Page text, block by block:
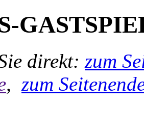
direkt: zum
, zum